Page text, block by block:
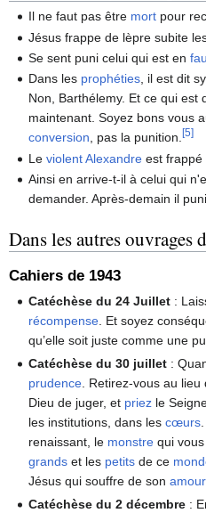
Il ne faut pas être mort pour
Jésus frappe de lèpre subite
Se sent puni celui qui est en
Dans les prophéties, il est dit
Non, Barthélemy. Et ce qui
maintenant. Soyez bons vous
conversion, pas la punition.[5]
Leviolent Alexandre est frappé
Ainsi en arrive-t-il à celui qui
demander. Après-demain il
Dans les autres ouvrages
Cahiers de 1943
Catéchèse du 24 Juillet :
récompense . Et soyez
qu’elle soit juste comme une
Catéchèse du 30 juillet :
prudence. Retirez-vous au lieu
Dieu de juger, et priez le
les institutions, dans lescœurs
renaissant, le monstre qui
grands et les petits de ce
Jésus qui souffre de sonamour
Catéchèse du 2 décembre :